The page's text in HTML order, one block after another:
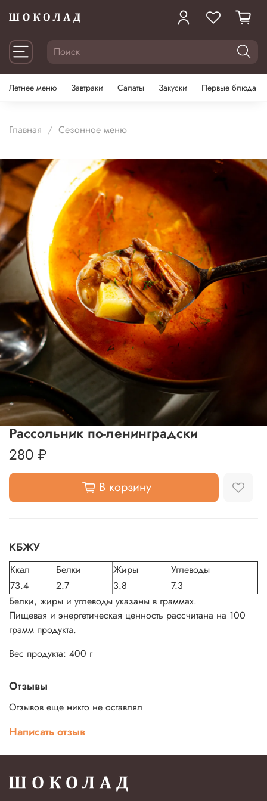
Летнее меню Завтраки Салаты Закуски Первые блюда
Главная Сезонное меню
Рассольник по-ленинградски
280 ₽
В корзину
КБЖУ
Ккал Белки Жиры
Углеводы
73.4
2.7 3.8
7.3
Белки, жиры и углеводы указаны в граммах.
Пищевая и энергетическая ценность рассчитана на 100
грамм продукта.
Вес продукта: 400 г
Отзывы
Отзывов еще никто не оставлял
Написать отзыв